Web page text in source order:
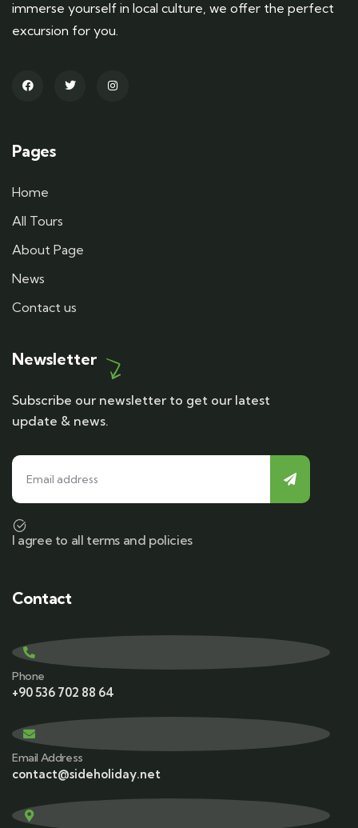
immerse yourself in local culture, we offer the perfect
excursion for you.
Pages
Home
All Tours
About Page
News
Contact us
Newsletter
Subscribe our newsletter to get our latest
update & news.
I agree to all terms and policies
Contact
Phone
+90 536 702 88 64
Email Address
contact@sideholiday.net